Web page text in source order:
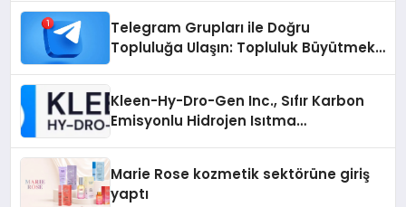
Telegram Grupları ile Doğru
Topluluğa Ulaşın: Topluluk Büyütmek
Kleen-Hy-Dro-Gen Inc., Sıfır Karbon
Emisyonlu Hidrojen Isıtma
Marie Rose kozmetik sektörüne giriş
yaptı